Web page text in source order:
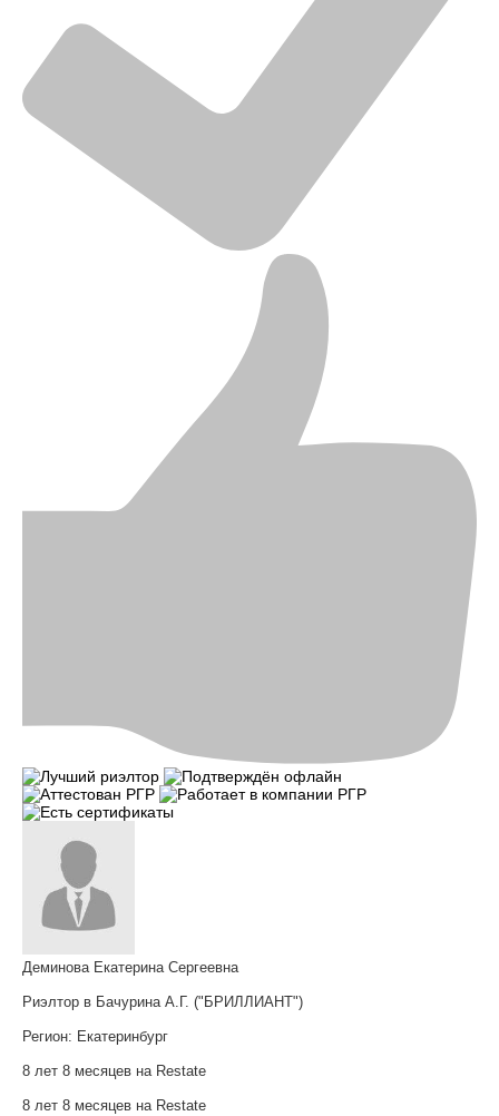
Деминова Екатерина Сергеевна
Риэлтор в Бачурина А.Г. ("БРИЛЛИАНТ")
Регион: Екатеринбург
8 лет 8 месяцев на Restate
8 лет 8 месяцев на Restate